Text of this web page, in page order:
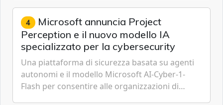
Cybersecurity.
4 Microsoft annuncia Project
Perception e il nuovo modello IA
specializzato per la cybersecurity
Una piattaforma di sicurezza basata su agenti
autonomi e il modello Microsoft AI-Cyber-1-
Flash per consentire alle organizzazioni di